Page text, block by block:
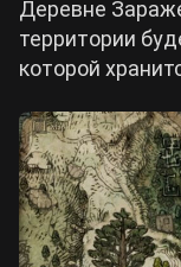
Деревне
территории
которой